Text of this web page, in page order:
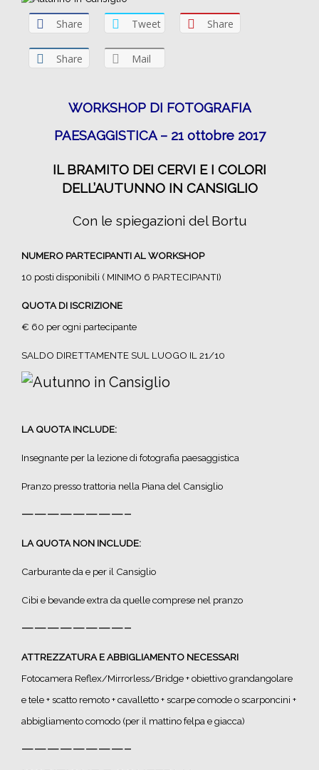
Share Tweet Share
Share Mail
WORKSHOP DI FOTOGRAFIA
PAESAGGISTICA – 21 ottobre 2017
IL BRAMITO DEI CERVI E I COLORI
DELL’AUTUNNO IN CANSIGLIO
Con le spiegazioni del Bortu
NUMERO PARTECIPANTI AL WORKSHOP
10 posti disponibili ( MINIMO 6 PARTECIPANTI)
QUOTA DI ISCRIZIONE
€ 60 per ogni partecipante
SALDO DIRETTAMENTE SUL LUOGO IL 21/10
LA QUOTA INCLUDE:
Insegnante per la lezione di fotografia paesaggistica
Pranzo presso trattoria nella Piana del Cansiglio
————————–
LA QUOTA NON INCLUDE:
Carburante da e per il Cansiglio
Cibi e bevande extra da quelle comprese nel pranzo
————————–
ATTREZZATURA E ABBIGLIAMENTO NECESSARI
Fotocamera Reflex/Mirrorless/Bridge + obiettivo grandangolare
e tele + scatto remoto + cavalletto + scarpe comode o scarponcini +
abbigliamento comodo (per il mattino felpa e giacca)
————————–